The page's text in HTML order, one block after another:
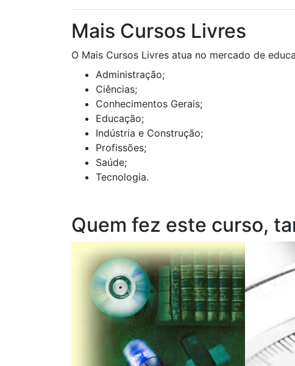
Mais Cursos Livres
O Mais Cursos Livres atua no mercado de
Administração;
Ciências;
Conhecimentos Gerais;
Educação;
Indústria e Construção;
Profissões;
Saúde;
Tecnologia.
Quem fez este curso,